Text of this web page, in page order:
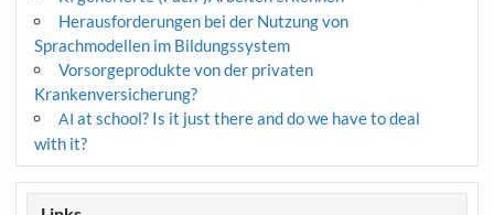
Herausforderungen bei der Nutzung von
Sprachmodellen im Bildungssystem
Vorsorgeprodukte von der privaten
Krankenversicherung?
AI at school? Is it just there and do we have to deal
with it?